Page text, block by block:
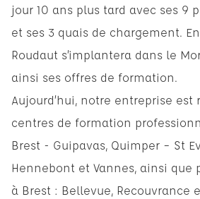
jour 10 ans plus tard avec ses 9
et ses 3 quais de chargement. En
Roudaut s’implantera dans le
ainsi ses offres de formation.
Aujourd’hui, notre entreprise est
centres de formation
Brest - Guipavas, Quimper – St
Hennebont et Vannes, ainsi que
à Brest : Bellevue, Recouvrance